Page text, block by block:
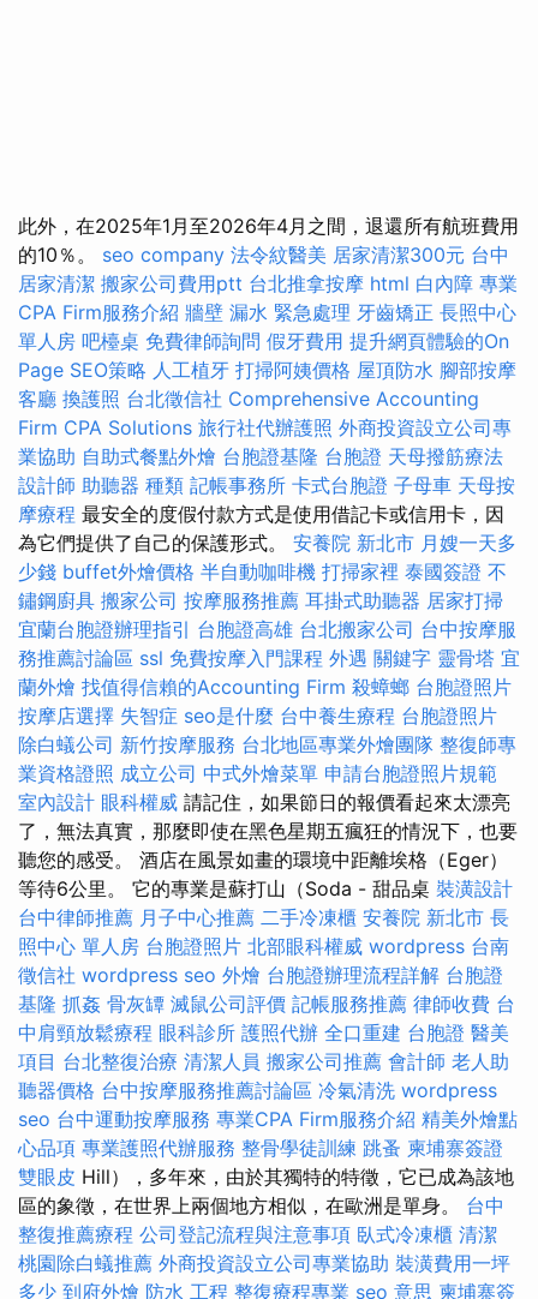
此外，在2025年1月至2026年4月之間，退還所有航班費用
的10％。 seo company 法令紋醫美 居家清潔300元 台中
居家清潔 搬家公司費用ptt 台北推拿按摩 html 白內障 專業
CPA Firm服務介紹 牆壁 漏水 緊急處理 牙齒矯正 長照中心
單人房 吧檯桌 免費律師詢問 假牙費用 提升網頁體驗的On
Page SEO策略 人工植牙 打掃阿姨價格 屋頂防水 腳部按摩
客廳 換護照 台北徵信社 Comprehensive Accounting
Firm CPA Solutions 旅行社代辦護照 外商投資設立公司專
業協助 自助式餐點外燴 台胞證基隆 台胞證 天母撥筋療法
設計師 助聽器 種類 記帳事務所 卡式台胞證 子母車 天母按
摩療程 最安全的度假付款方式是使用借記卡或信用卡，因
為它們提供了自己的保護形式。 安養院 新北市 月嫂一天多
少錢 buffet外燴價格 半自動咖啡機 打掃家裡 泰國簽證 不
鏽鋼廚具 搬家公司 按摩服務推薦 耳掛式助聽器 居家打掃
宜蘭台胞證辦理指引 台胞證高雄 台北搬家公司 台中按摩服
務推薦討論區 ssl 免費按摩入門課程 外遇 關鍵字 靈骨塔 宜
蘭外燴 找值得信賴的Accounting Firm 殺蟑螂 台胞證照片
按摩店選擇 失智症 seo是什麼 台中養生療程 台胞證照片
除白蟻公司 新竹按摩服務 台北地區專業外燴團隊 整復師專
業資格證照 成立公司 中式外燴菜單 申請台胞證照片規範
室內設計 眼科權威 請記住，如果節日的報價看起來太漂亮
了，無法真實，那麼即使在黑色星期五瘋狂的情況下，也要
聽您的感受。 酒店在風景如畫的環境中距離埃格（Eger）
等待6公里。 它的專業是蘇打山（Soda - 甜品桌 裝潢設計
台中律師推薦 月子中心推薦 二手冷凍櫃 安養院 新北市 長
照中心 單人房 台胞證照片 北部眼科權威 wordpress 台南
徵信社 wordpress seo 外燴 台胞證辦理流程詳解 台胞證
基隆 抓姦 骨灰罈 滅鼠公司評價 記帳服務推薦 律師收費 台
中肩頸放鬆療程 眼科診所 護照代辦 全口重建 台胞證 醫美
項目 台北整復治療 清潔人員 搬家公司推薦 會計師 老人助
聽器價格 台中按摩服務推薦討論區 冷氣清洗 wordpress
seo 台中運動按摩服務 專業CPA Firm服務介紹 精美外燴點
心品項 專業護照代辦服務 整骨學徒訓練 跳蚤 柬埔寨簽證
雙眼皮 Hill），多年來，由於其獨特的特徵，它已成為該地
區的象徵，在世界上兩個地方相似，在歐洲是單身。 台中
整復推薦療程 公司登記流程與注意事項 臥式冷凍櫃 清潔
桃園除白蟻推薦 外商投資設立公司專業協助 裝潢費用一坪
多少 到府外燴 防水 工程 整復療程專業 seo 意思 柬埔寨簽